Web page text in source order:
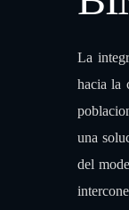
La
hacia la
una
del